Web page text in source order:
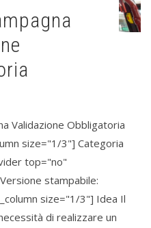
Validazione Obbligatoria
size="1/3"] Categoria
top="no"
stampabile:
size="1/3"] Idea Il
di realizzare un